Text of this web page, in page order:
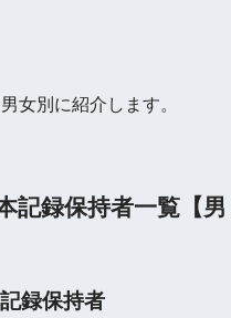
女別に紹介します。
記録保持者一覧【男
録保持者